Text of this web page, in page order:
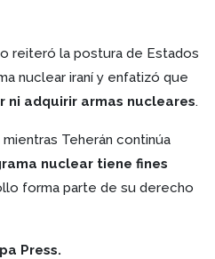
reiteró la postura de Estados
nuclear iraní y enfatizó que
ni adquirir armas nucleares.
Teherán continúa
nuclear tiene fines
forma parte de su derecho
Press.